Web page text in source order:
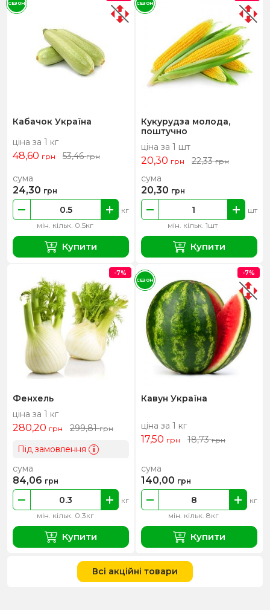
Кабачок Україна
ціна за 1 кг
48,60 грн 53,46грн
мін. кільк. 0.5кг
кг
сума
24,30 грн
Купити
СЕЗОН
Кукурудза молода,
поштучно
ціна за 1 шт
20,30 грн 22,33грн
мін. кільк. 1шт
шт
сума
20,30 грн
Купити
СЕЗОН
Фенхель
ціна за 1 кг
280,20 грн 299,81грн
Під замовлення i
мін. кільк. 0.3кг
кг
сума
84,06 грн
Купити
-7%
Кавун Україна
ціна за 1 кг
17,50 грн 18,73грн
мін. кільк. 8кг
кг
сума
140,00 грн
Купити
-7%
СЕЗОН
Всі акційні товари